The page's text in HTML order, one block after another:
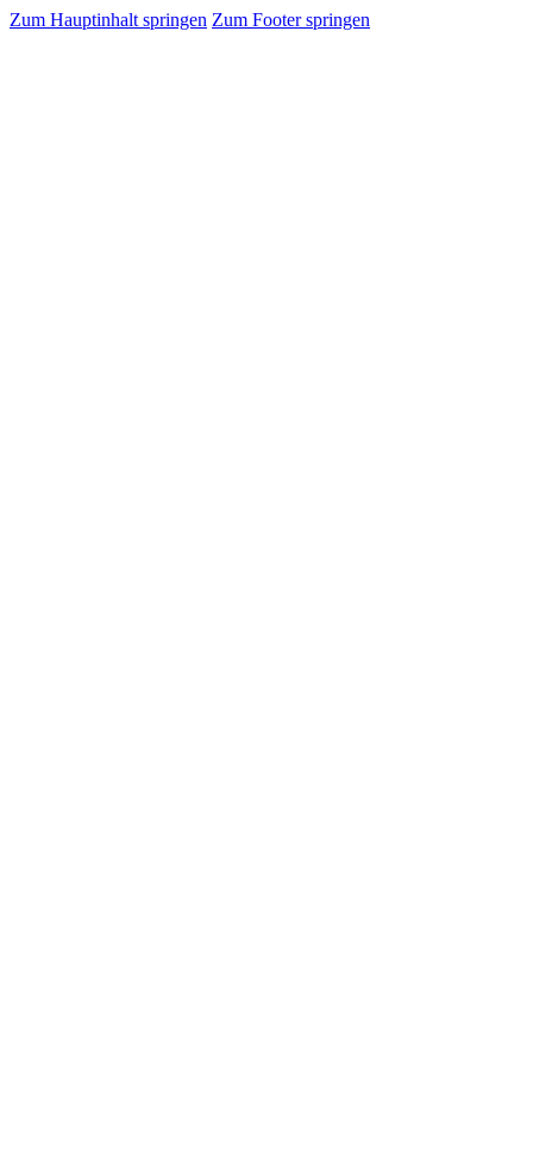
Zum Hauptinhalt springen Zum Footer springen